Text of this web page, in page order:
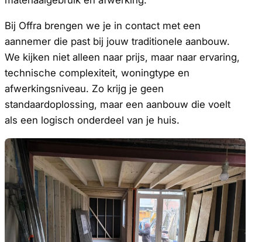
Bij Offra brengen we je in contact met een
aannemer die past bij jouw traditionele aanbouw.
We kijken niet alleen naar prijs, maar naar ervaring,
technische complexiteit, woningtype en
afwerkingsniveau. Zo krijg je geen
standaardoplossing, maar een aanbouw die voelt
als een logisch onderdeel van je huis.